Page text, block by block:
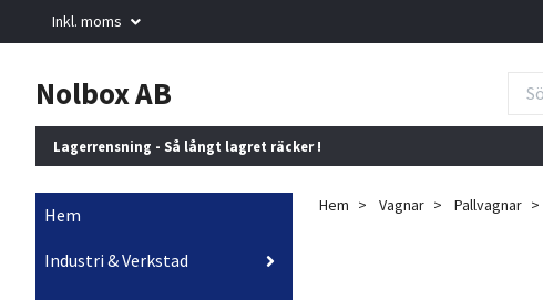
Inkl. moms
Nolbox AB
Lagerrensning - Så långt lagret räcker !
Hem
Industri & Verkstad
Hem Vagnar Pallvagnar